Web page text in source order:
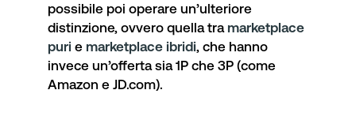
possibile poi operare un’ulteriore
distinzione, ovvero quella tra marketplace
puri e marketplace ibridi, che hanno
invece un’offerta sia 1P che 3P (come
Amazon e JD.com).